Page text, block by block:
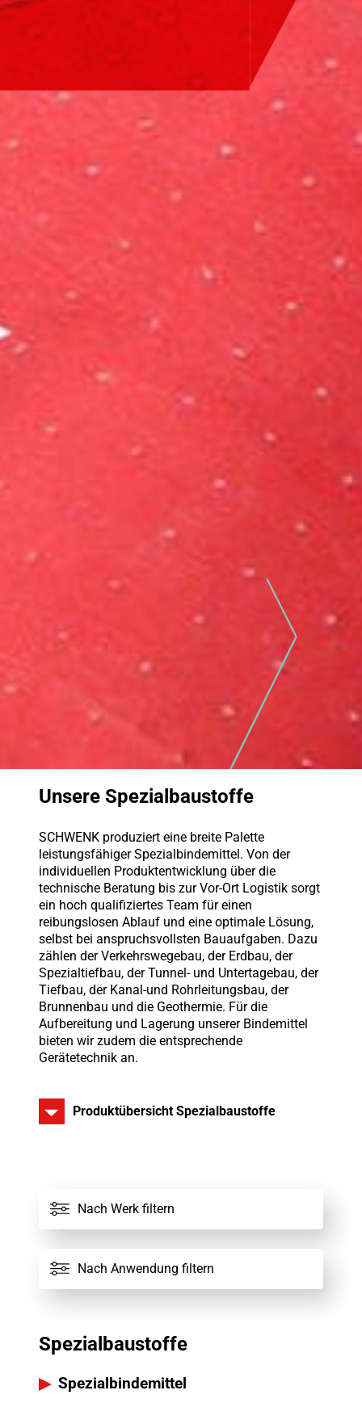
Unsere Spezialbaustoffe
SCHWENK produziert eine breite Palette
leistungsfähiger Spezialbindemittel. Von der
individuellen Produktentwicklung über die
technische Beratung bis zur Vor-Ort Logistik sorgt
ein hoch qualifiziertes Team für einen
reibungslosen Ablauf und eine optimale Lösung,
selbst bei anspruchsvollsten Bauaufgaben. Dazu
zählen der Verkehrswegebau, der Erdbau, der
Spezialtiefbau, der Tunnel- und Untertagebau, der
Tiefbau, der Kanal-und Rohrleitungsbau, der
Brunnenbau und die Geothermie. Für die
Aufbereitung und Lagerung unserer Bindemittel
bieten wir zudem die entsprechende
Gerätetechnik an.
Produktübersicht Spezialbaustoffe
Nach Werk filtern
Alle Werke
Nach Anwendung filtern
Alle Spezialbaustoffe
Spezialbaustoffe
Spezialbindemittel